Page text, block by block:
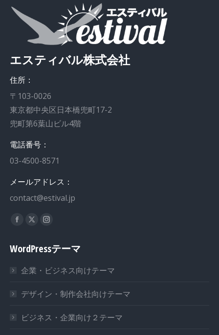
エスティバル株式会社
住所：
〒103-0026
東京都中央区日本橋兜町17-2
兜町第6葉山ビル4階
電話番号：
03-4500-8571
メールアドレス：
contact@estival.jp
私達を見つけてください：
WordPressテーマ
企業・ビジネス向けテーマ
デザイン・制作会社向けテーマ
ビジネス・企業向け２テーマ